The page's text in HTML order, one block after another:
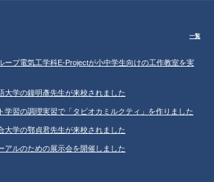
一覧
ープ電気工学科E-Projectが小中学生向けの工作教室を実
大学の鐘明彥先生が来校されました
学習の調理実習で「タピオカミルクティ」を作りました
大学の鄂貞君先生が来校されました
アルのための展示会を開催しました